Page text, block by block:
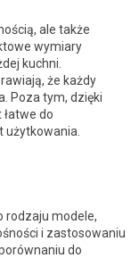
ale także
wymiary
kuchni.
że każdy
Poza tym, dzięki
do
rodzaju modele,
i zastosowaniu
do